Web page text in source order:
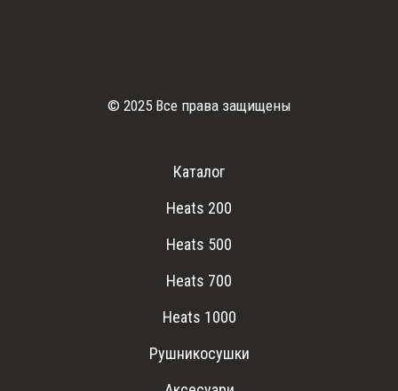
© 2025 Все права защищены
Каталог
Heats 200
Heats 500
Heats 700
Heats 1000
Рушникосушки